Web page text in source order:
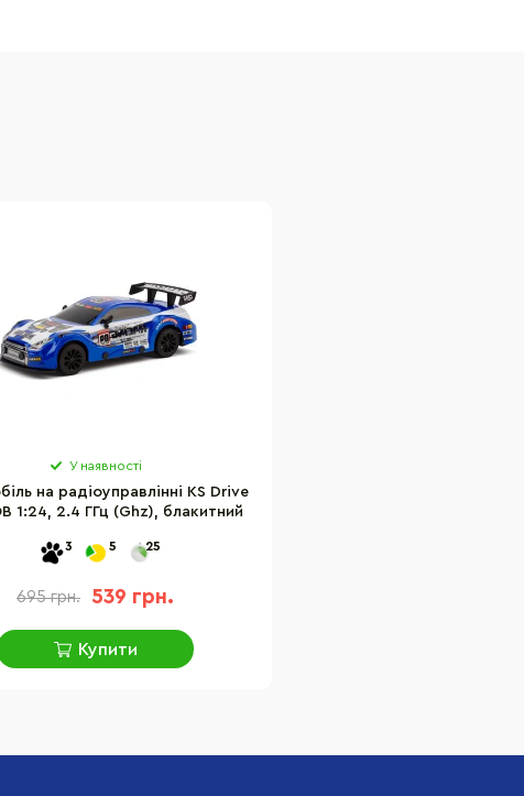
У наявності
на радіоуправлінні KS Drive
1:24, 2.4 ГГц (Ghz), блакитний
3 5 25
695 грн. 539 грн.
Купити